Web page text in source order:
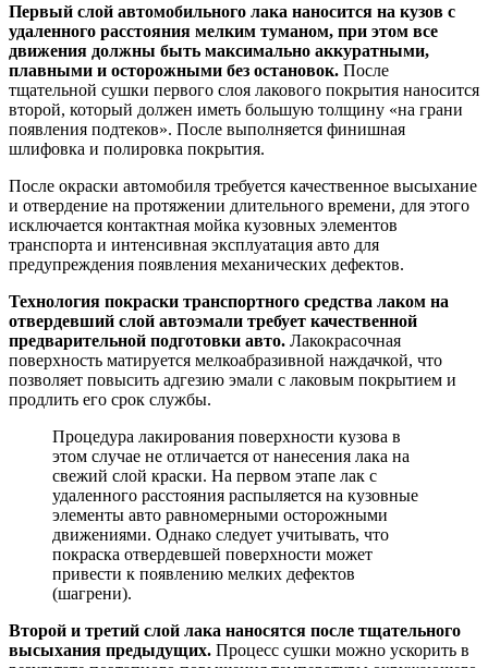
Первый слой автомобильного лака наносится на кузов с
удаленного расстояния мелким туманом, при этом все
движения должны быть максимально аккуратными,
плавными и осторожными без остановок. После
тщательной сушки первого слоя лакового покрытия наносится
второй, который должен иметь большую толщину «на грани
появления подтеков». После выполняется финишная
шлифовка и полировка покрытия.
После окраски автомобиля требуется качественное высыхание
и отвердение на протяжении длительного времени, для этого
исключается контактная мойка кузовных элементов
транспорта и интенсивная эксплуатация авто для
предупреждения появления механических дефектов.
Технология покраски транспортного средства лаком на
отвердевший слой автоэмали требует качественной
предварительной подготовки авто. Лакокрасочная
поверхность матируется мелкоабразивной наждачкой, что
позволяет повысить адгезию эмали с лаковым покрытием и
продлить его срок службы.
Процедура лакирования поверхности кузова в
этом случае не отличается от нанесения лака на
свежий слой краски. На первом этапе лак с
удаленного расстояния распыляется на кузовные
элементы авто равномерными осторожными
движениями. Однако следует учитывать, что
покраска отвердевшей поверхности может
привести к появлению мелких дефектов
(шагрени).
Второй и третий слой лака наносятся после тщательного
высыхания предыдущих. Процесс сушки можно ускорить в